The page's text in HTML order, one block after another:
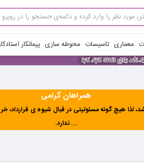
معماری تاسیسات محوطه سازی پیمانکار
همراهان گرامی
هیچ گونه مسئولیتی در قبال شیوه ی
... ندارد.